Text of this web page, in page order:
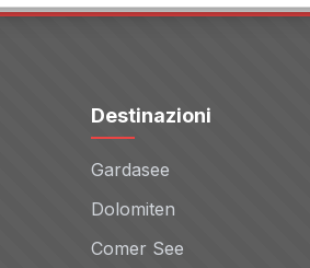
Destinazioni
Gardasee
Dolomiten
Comer See